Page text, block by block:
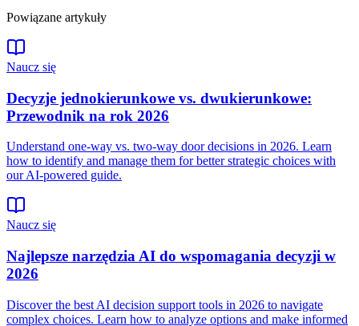
Powiązane artykuły
Naucz się
Decyzje jednokierunkowe vs. dwukierunkowe:
Przewodnik na rok 2026
Understand one-way vs. two-way door decisions in 2026. Learn
how to identify and manage them for better strategic choices with
our AI-powered guide.
Naucz się
Najlepsze narzędzia AI do wspomagania decyzji w
2026
Discover the best AI decision support tools in 2026 to navigate
complex choices. Learn how to analyze options and make informed